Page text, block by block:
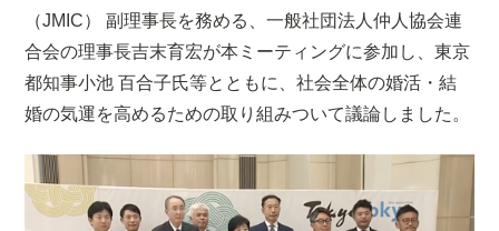
（JMIC） 副理事長を務める、一般社団法人仲人協会連
合会の理事長吉末育宏が本ミーティングに参加し、東京
都知事小池 百合子氏等とともに、社会全体の婚活・結
婚の気運を高めるための取り組みついて議論しました。